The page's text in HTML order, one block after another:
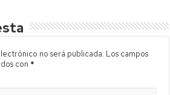
no será publicada. Los campos
con *